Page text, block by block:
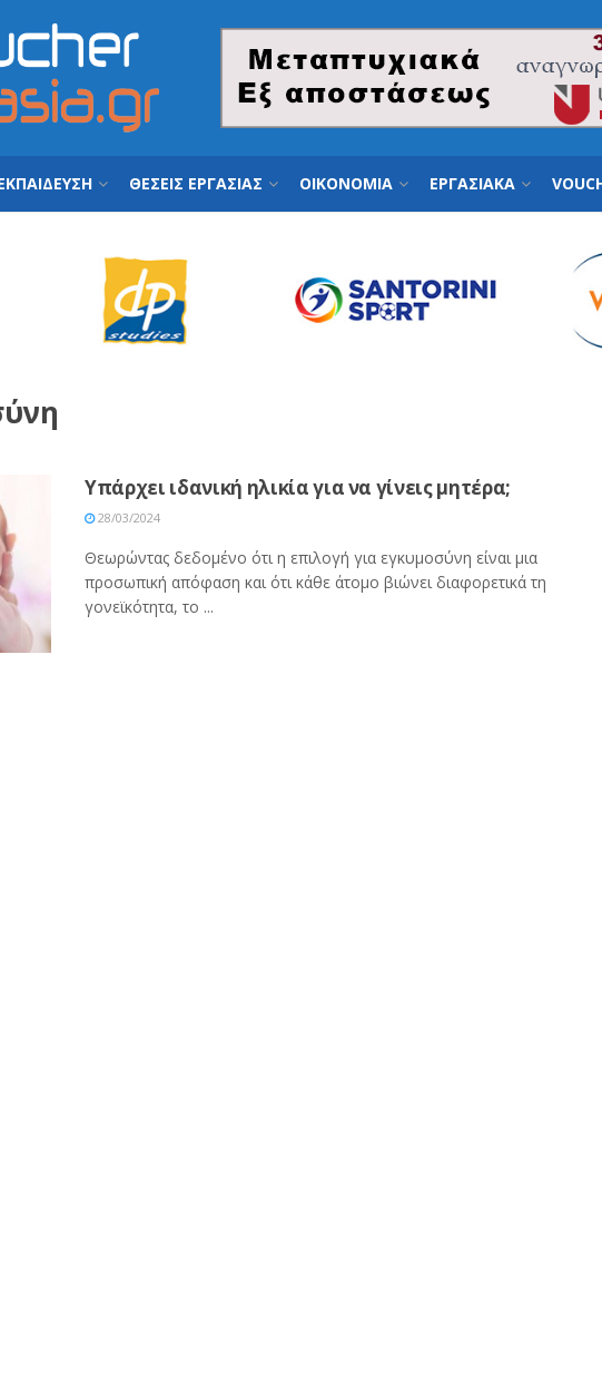
ΘΕΣΕΙΣ ΕΡΓΑΣΙΑΣ ΟΙΚΟΝΟΜΙΑ ΕΡΓΑΣΙΑΚΑ
Υπάρχει ιδανική ηλικία για να γίνεις μητέρα;
28/03/2024
Θεωρώντας δεδομένο ότι η επιλογή για εγκυμοσύνη είναι μια
προσωπική απόφαση και ότι κάθε άτομο βιώνει διαφορετικά τη
γονεϊκότητα, το ...